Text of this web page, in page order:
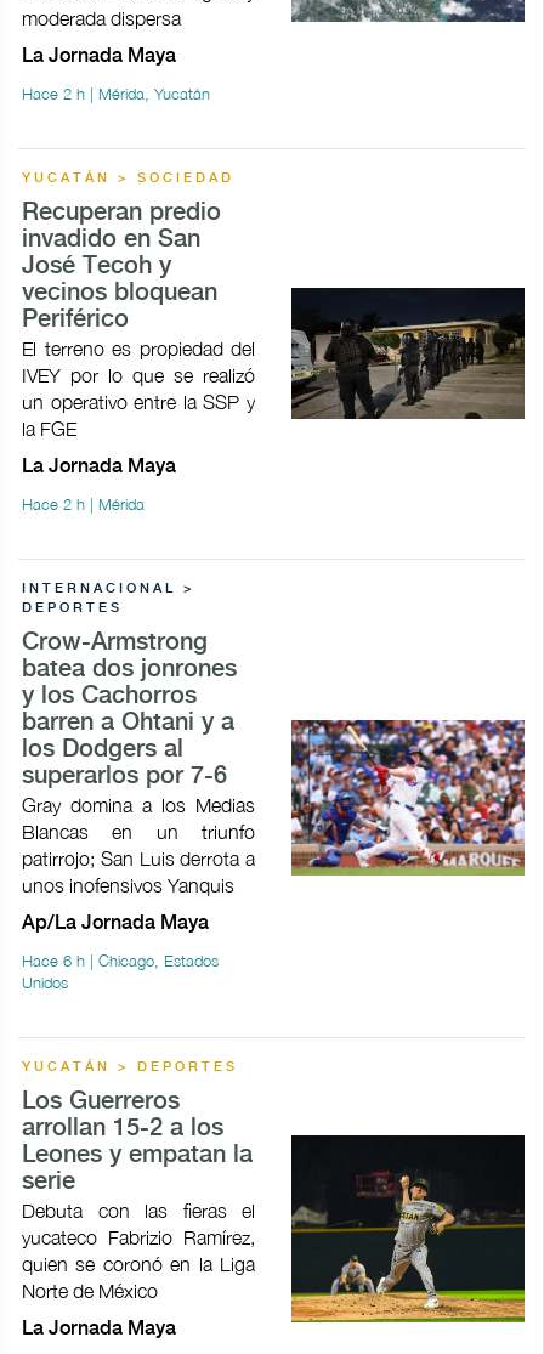
moderada dispersa
La Jornada Maya
Hace 2 h | Mérida, Yucatán
YUCATÁN > SOCIEDAD
Recuperan predio
invadido en San
José Tecoh y
vecinos bloquean
Periférico
El terreno es propiedad del
IVEY por lo que se realizó
un operativo entre la SSP y
la FGE
La Jornada Maya
Hace 2 h | Mérida
INTERNACIONAL >
DEPORTES
Crow-Armstrong
batea dos jonrones
y los Cachorros
barren a Ohtani y a
los Dodgers al
superarlos por 7-6
Gray domina a los Medias
Blancas en un triunfo
patirrojo; San Luis derrota a
unos inofensivos Yanquis
Ap/La Jornada Maya
Hace 6 h | Chicago, Estados
Unidos
YUCATÁN > DEPORTES
Los Guerreros
arrollan 15-2 a los
Leones y empatan la
serie
Debuta con las fieras el
yucateco Fabrizio Ramírez,
quien se coronó en la Liga
Norte de México
La Jornada Maya